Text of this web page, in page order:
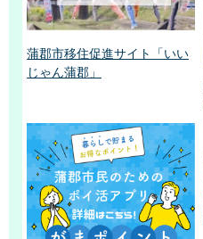
蒲郡市移住促進サイト「いい
じゃん蒲郡」